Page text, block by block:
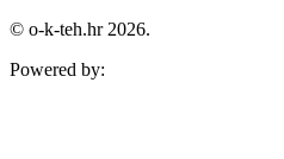
© o-k-teh.hr 2026.
Powered by: